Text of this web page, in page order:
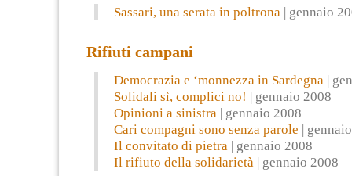
Sassari, una serata in poltrona | gennaio
Rifiuti campani
Democrazia e ‘monnezza in Sardegna |
Solidali sì, complici no!
| gennaio 2008
Opinioni a sinistra | gennaio 2008
Cari compagni sono senza parole |
Il convitato di pietra | gennaio 2008
Il rifiuto della solidarietà | gennaio 2008